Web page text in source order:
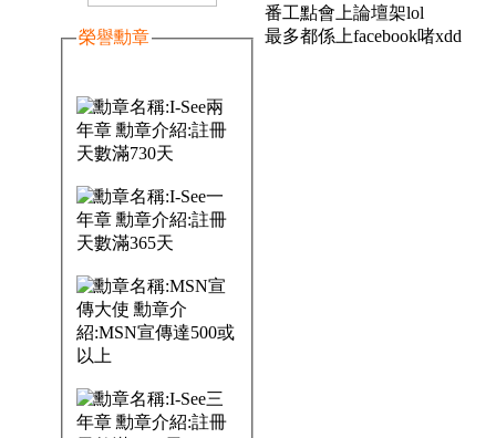
榮譽勳章
番工點會上論壇架lol
最多都係上facebook啫xdd